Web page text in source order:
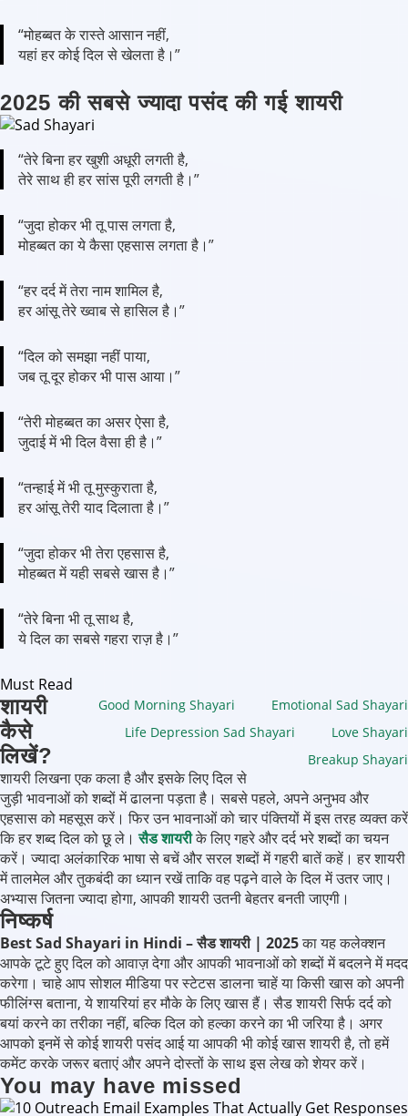
“मोहब्बत के रास्ते आसान नहीं,
यहां हर कोई दिल से खेलता है।”
2025 की सबसे ज्यादा पसंद की गई शायरी
“तेरे बिना हर खुशी अधूरी लगती है,
तेरे साथ ही हर सांस पूरी लगती है।”
“जुदा होकर भी तू पास लगता है,
मोहब्बत का ये कैसा एहसास लगता है।”
“हर दर्द में तेरा नाम शामिल है,
हर आंसू तेरे ख्वाब से हासिल है।”
“दिल को समझा नहीं पाया,
जब तू दूर होकर भी पास आया।”
“तेरी मोहब्बत का असर ऐसा है,
जुदाई में भी दिल वैसा ही है।”
“तन्हाई में भी तू मुस्कुराता है,
हर आंसू तेरी याद दिलाता है।”
“जुदा होकर भी तेरा एहसास है,
मोहब्बत में यही सबसे खास है।”
“तेरे बिना भी तू साथ है,
ये दिल का सबसे गहरा राज़ है।”
Must Read
Emotional Sad Shayari
Good Morning Shayari
Love Shayari
Life Depression Sad Shayari
Breakup Shayari
शायरी
कैसे
लिखें?
शायरी लिखना एक कला है और इसके लिए दिल से
जुड़ी भावनाओं को शब्दों में ढालना पड़ता है। सबसे पहले, अपने अनुभव और
एहसास को महसूस करें। फिर उन भावनाओं को चार पंक्तियों में इस तरह व्यक्त करें
कि हर शब्द दिल को छू ले।सैड शायरीके लिए गहरे और दर्द भरे शब्दों का चयन
करें। ज्यादा अलंकारिक भाषा से बचें और सरल शब्दों में गहरी बातें कहें। हर शायरी
में तालमेल और तुकबंदी का ध्यान रखें ताकि वह पढ़ने वाले के दिल में उतर जाए।
अभ्यास जितना ज्यादा होगा, आपकी शायरी उतनी बेहतर बनती जाएगी।
निष्कर्ष
Best Sad Shayari in Hindi – सैड शायरी | 2025का यह कलेक्शन
आपके टूटे हुए दिल को आवाज़ देगा और आपकी भावनाओं को शब्दों में बदलने में मदद
करेगा। चाहे आप सोशल मीडिया पर स्टेटस डालना चाहें या किसी खास को अपनी
फीलिंग्स बताना, ये शायरियां हर मौके के लिए खास हैं। सैड शायरी सिर्फ दर्द को
बयां करने का तरीका नहीं, बल्कि दिल को हल्का करने का भी जरिया है। अगर
आपको इनमें से कोई शायरी पसंद आई या आपकी भी कोई खास शायरी है, तो हमें
कमेंट करके जरूर बताएं और अपने दोस्तों के साथ इस लेख को शेयर करें।
You may have missed